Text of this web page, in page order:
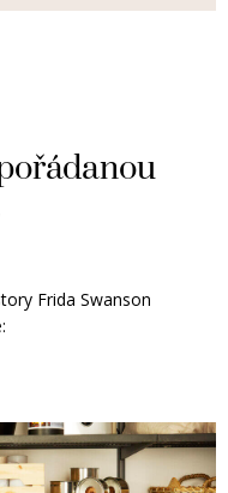
Frida Swanson